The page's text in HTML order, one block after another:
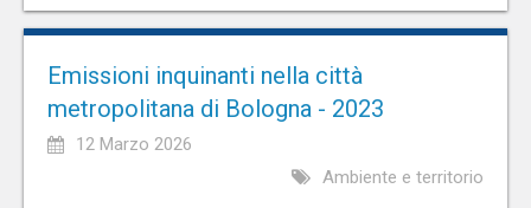
Emissioni inquinanti nella città
metropolitana di Bologna - 2023
12 Marzo 2026
Ambiente e territorio